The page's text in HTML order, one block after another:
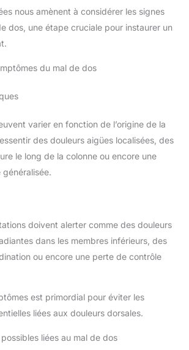
nous amènent à considérer les signes
dos, une étape cruciale pour instaurer un
du mal de dos
varier en fonction de l’origine de la
des douleurs aigües localisées, des
le long de la colonne ou encore une
généralisée.
doivent alerter comme des douleurs
dans les membres inférieurs, des
ou encore une perte de contrôle
est primordial pour éviter les
liées aux douleurs dorsales.
liées au mal de dos